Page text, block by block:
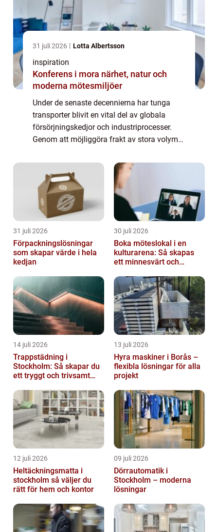
31 juli 2026 Lotta Albertsson
inspiration
Konferens i mora närhet, natur och
moderna mötesmiljöer
Under de senaste decennierna har tunga
transporter blivit en vital del av globala
försörjningskedjor och industriprocesser.
Genom att möjliggöra frakt av stora volymer
31 juli 2026
Förpackningslösningar
som skapar värde i hela
kedjan
30 juli 2026
Boka möteslokal i en
kulturarena: Så skapas
ett minnesvärt och
14 juli 2026
Trappstädning i
Stockholm: Så skapar du
ett tryggt och trivsamt
13 juli 2026
Hyra maskiner i Borås –
flexibla lösningar för alla
projekt
12 juli 2026
Heltäckningsmatta i
stockholm så väljer du
rätt för hem och kontor
09 juli 2026
Dörrautomatik i
Stockholm – moderna
lösningar